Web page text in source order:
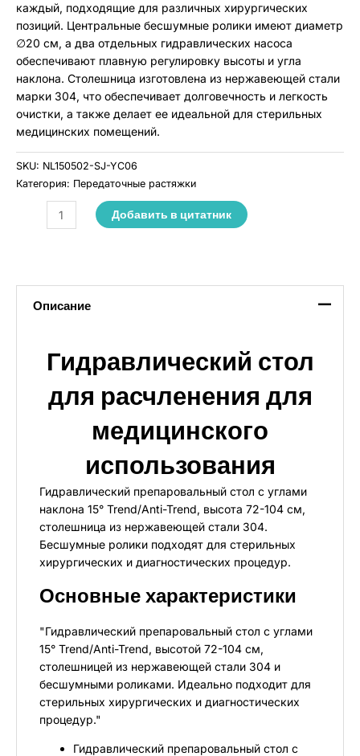
каждый, подходящие для различных хирургических
позиций. Центральные бесшумные ролики имеют диаметр
∅20 см, а два отдельных гидравлических насоса
обеспечивают плавную регулировку высоты и угла
наклона. Столешница изготовлена из нержавеющей стали
марки 304, что обеспечивает долговечность и легкость
очистки, а также делает ее идеальной для стерильных
медицинских помещений.
SKU: NL150502-SJ-YC06
Категория: Передаточные растяжки
Добавить в цитатник
Описание
Гидравлический стол
для расчленения для
медицинского
использования
Гидравлический препаровальный стол с углами
наклона 15° Trend/Anti-Trend, высота 72-104 см,
столешница из нержавеющей стали 304.
Бесшумные ролики подходят для стерильных
хирургических и диагностических процедур.
Основные характеристики
"Гидравлический препаровальный стол с углами
15° Trend/Anti-Trend, высотой 72-104 см,
столешницей из нержавеющей стали 304 и
бесшумными роликами. Идеально подходит для
стерильных хирургических и диагностических
процедур."
Гидравлический препаровальный стол с